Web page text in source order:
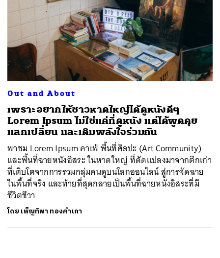
Out and About
เพราะอยากให้ชาวหาดใหญ่ได้ดูหนังดีๆ
Lorem Ipsum ไม่ใช่แค่ที่ดูหนัง แต่ได้พูดคุย
แลกเปลี่ยน และเติมพลังใจร่วมกัน
พาชม Lorem Ipsum คาเฟ่ พื้นที่ศิลปะ (Art Community)
และพื้นที่ฉายหนังอิสระ ในหาดใหญ่ ที่ดัดแปลงมาจากตึกเก่า
ที่เติบโตจากการรวมกลุ่มคนดูบนโลกออนไลน์ สู่การจัดฉาย
ในพื้นที่จริง และท้ายที่สุดกลายเป็นพื้นที่ฉายหนังอิสระที่มี
ชีวิตชีวา
โดย เพ็ญทิพา ทองคำเภา
SHARE